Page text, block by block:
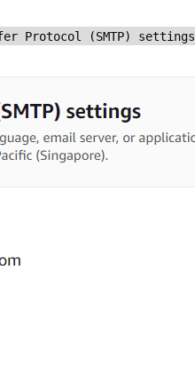
Protocol (SMTP) settings